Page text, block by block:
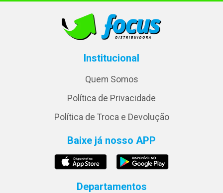
Institucional
Quem Somos
Política de Privacidade
Política de Troca e Devolução
Baixe já nosso APP
Departamentos